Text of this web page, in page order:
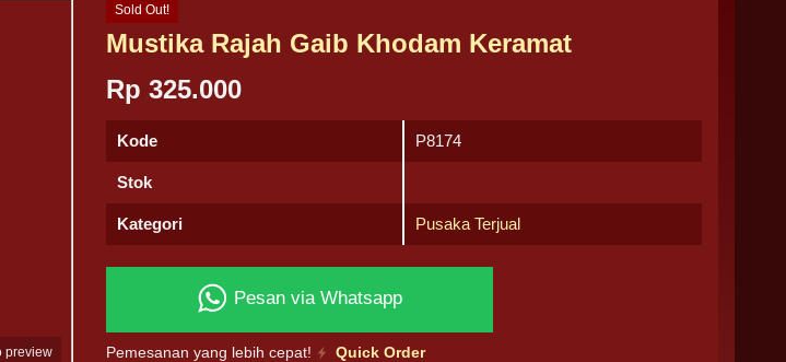
preview
Sold Out!
Mustika Rajah Gaib Khodam Keramat
Rp 325.000
Kode P8174
Stok
Kategori Pusaka Terjual
Pesan via Whatsapp
Pemesanan yang lebih cepat! Quick Order